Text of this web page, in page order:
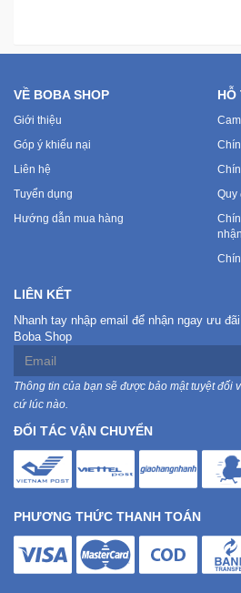
VỀ BOBA SHOP
Giới thiệu
Góp ý khiếu nại
Liên hệ
Tuyển dụng
Hướng dẫn mua hàng
HỖ
Quy
nhận
LIÊN KẾT
Nhanh tay nhập email để nhận ngay ưu
Boba Shop
Thông tin của bạn sẽ được bảo mật tuyệt đối
cứ lúc nào.
ĐỐI TÁC VẬN CHUYỂN
PHƯƠNG THỨC THANH TOÁN